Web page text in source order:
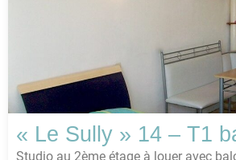
« Le Sully » 14 – T1
Studio au 2ème étage à louer avec